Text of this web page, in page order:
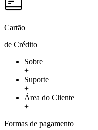
Cartão
de Crédito
Sobre
+
Suporte
+
Área do Cliente
+
Formas de pagamento